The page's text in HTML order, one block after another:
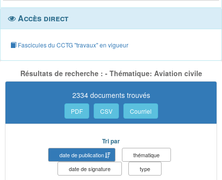
Accès direct
Fascicules du CCTG "travaux" en vigueur
Résultats de recherche : - Thématique: Aviation civile
2334 documents trouvés
PDF CSV Courriel
Tri par
date de publication
thématique
date de signature
type